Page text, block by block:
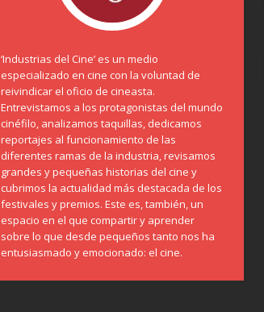
‘Industrias del Cine’ es un medio
especializado en cine con la voluntad de
reivindicar el oficio de cineasta.
Entrevistamos a los protagonistas del mundo
cinéfilo, analizamos taquillas, dedicamos
reportajes al funcionamiento de las
diferentes ramas de la industria, revisamos
grandes y pequeñas historias del cine y
cubrimos la actualidad más destacada de los
festivales y premios. Este es, también, un
espacio en el que compartir y aprender
sobre lo que desde pequeños tanto nos ha
entusiasmado y emocionado: el cine.